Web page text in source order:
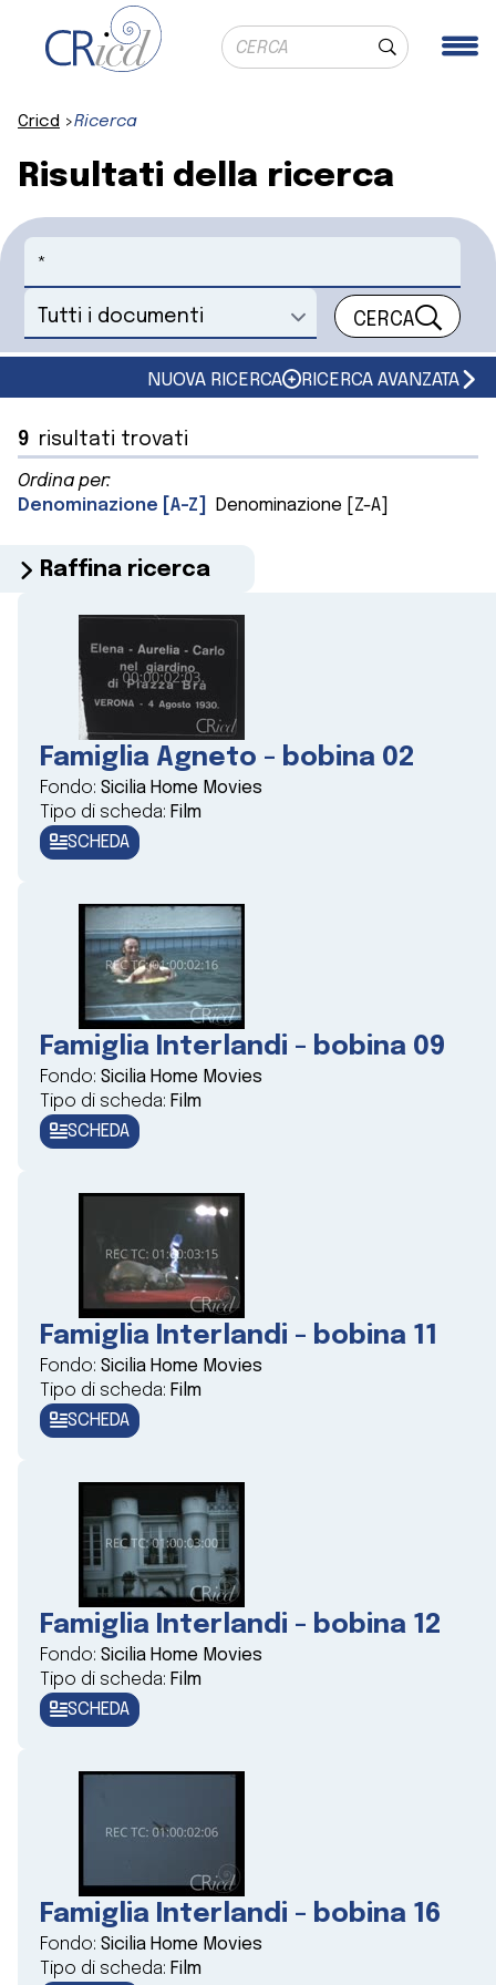
Ricerca globale
Cerca
Cricd Ricerca
Risultati della ricerca
Cerca
Seleziona un documento CERCA
NUOVA RICERCA RICERCA AVANZATA
9 risultati trovati
Ordina per:
Denominazione [A-Z]
Denominazione [Z-A]
Raffina ricerca
Famiglia Agneto - bobina 02
Fondo: Sicilia Home Movies
Tipo di scheda: Film
SCHEDA
Famiglia Interlandi - bobina 09
Fondo: Sicilia Home Movies
Tipo di scheda: Film
SCHEDA
Famiglia Interlandi - bobina 11
Fondo: Sicilia Home Movies
Tipo di scheda: Film
SCHEDA
Famiglia Interlandi - bobina 12
Fondo: Sicilia Home Movies
Tipo di scheda: Film
SCHEDA
Famiglia Interlandi - bobina 16
Fondo: Sicilia Home Movies
Tipo di scheda: Film